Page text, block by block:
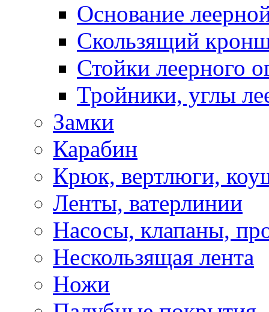
Основание
Скользящий
Стойки леерного
Тройники, углы
Замки
Карабин
Крюк, вертлюги,
Ленты, ватерлинии
Насосы, клапаны,
Нескользящая лента
Ножи